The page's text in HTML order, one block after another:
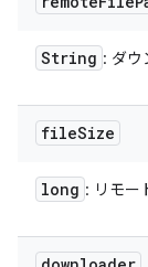
String : ダウ
fileSize
long : リモー